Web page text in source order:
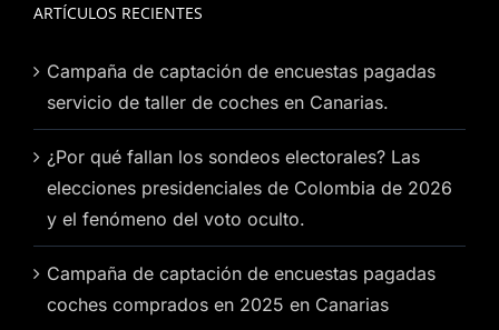
ARTÍCULOS RECIENTES
Campaña de captación de encuestas pagadas
servicio de taller de coches en Canarias.
¿Por qué fallan los sondeos electorales? Las
elecciones presidenciales de Colombia de 2026
y el fenómeno del voto oculto.
Campaña de captación de encuestas pagadas
coches comprados en 2025 en Canarias